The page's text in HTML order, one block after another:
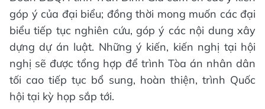
góp ý của đại biểu; đồng thời mong muốn các đại
biểu tiếp tục nghiên cứu, góp ý các nội dung xây
dựng dự án luật. Những ý kiến, kiến nghị tại hội
nghị sẽ được tổng hợp để trình Tòa án nhân dân
tối cao tiếp tục bổ sung, hoàn thiện, trình Quốc
hội tại kỳ họp sắp tới.